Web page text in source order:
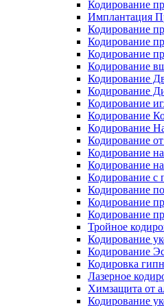
Кодирование
Имплантация
Кодирование
Кодирование
Кодирование
Кодирование
Кодирование
Кодирование
Кодирование
Кодирование
Кодирование
Кодирование
Кодирование
Кодирование
Кодирование с
Кодирование
Кодирование
Кодирование
Тройное
Кодирование
Кодирование
Кодировка
Лазерное
Химзащита от
Кодирование